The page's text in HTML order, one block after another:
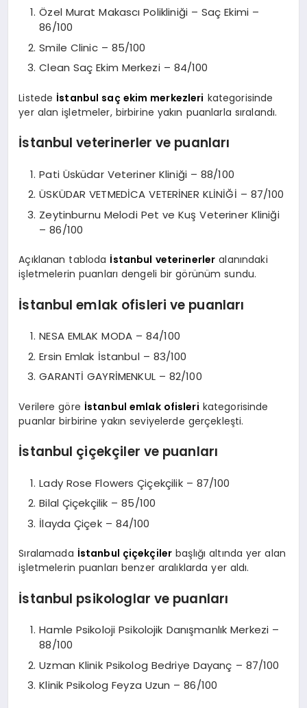
Özel Murat Makascı Polikliniği – Saç Ekimi –
86/100
Smile Clinic – 85/100
Clean Saç Ekim Merkezi – 84/100
Listede İstanbul saç ekim merkezleri kategorisinde
yer alan işletmeler, birbirine yakın puanlarla sıralandı.
İstanbul veterinerler ve puanları
Pati Üsküdar Veteriner Kliniği – 88/100
ÜSKÜDAR VETMEDİCA VETERİNER KLİNİĞİ – 87/100
Zeytinburnu Melodi Pet ve Kuş Veteriner Kliniği
– 86/100
Açıklanan tabloda İstanbul veterinerler alanındaki
işletmelerin puanları dengeli bir görünüm sundu.
İstanbul emlak ofisleri ve puanları
NESA EMLAK MODA – 84/100
Ersin Emlak İstanbul – 83/100
GARANTİ GAYRİMENKUL – 82/100
Verilere göre İstanbul emlak ofisleri kategorisinde
puanlar birbirine yakın seviyelerde gerçekleşti.
İstanbul çiçekçiler ve puanları
Lady Rose Flowers Çiçekçilik – 87/100
Bilal Çiçekçilik – 85/100
İlayda Çiçek – 84/100
Sıralamada İstanbul çiçekçiler başlığı altında yer alan
işletmelerin puanları benzer aralıklarda yer aldı.
İstanbul psikologlar ve puanları
Hamle Psikoloji Psikolojik Danışmanlık Merkezi –
88/100
Uzman Klinik Psikolog Bedriye Dayanç – 87/100
Klinik Psikolog Feyza Uzun – 86/100